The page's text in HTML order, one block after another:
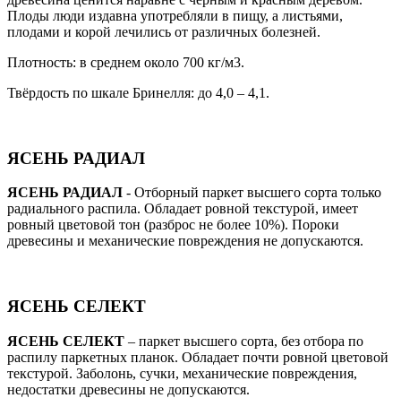
Плоды люди издавна употребляли в пищу, а листьями,
плодами и корой лечились от различных болезней.
Плотность: в среднем около 700 кг/м3.
Твёрдость по шкале Бринелля: до 4,0 – 4,1.
ЯСЕНЬ РАДИАЛ
ЯСЕНЬ РАДИАЛ - Отборный паркет высшего сорта только
радиального распила. Обладает ровной текстурой, имеет
ровный цветовой тон (разброс не более 10%). Пороки
древесины и механические повреждения не допускаются.
ЯСЕНЬ СЕЛЕКТ
ЯСЕНЬ СЕЛЕКТ – паркет высшего сорта, без отбора по
распилу паркетных планок. Обладает почти ровной цветовой
текстурой. Заболонь, сучки, механические повреждения,
недостатки древесины не допускаются.